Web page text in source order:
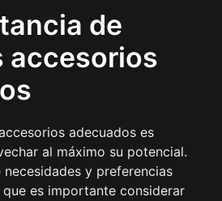
de
accesorios
adecuados es
al máximo su potencial.
y preferencias
es importante considerar